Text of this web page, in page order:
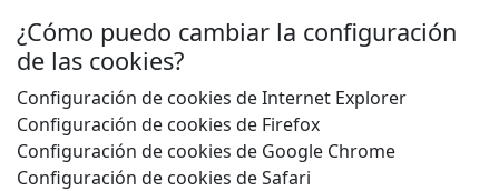
¿Cómo puedo cambiar la configuración
de las cookies?
Configuración de cookies de Internet Explorer
Configuración de cookies de Firefox
Configuración de cookies de Google Chrome
Configuración de cookies de Safari